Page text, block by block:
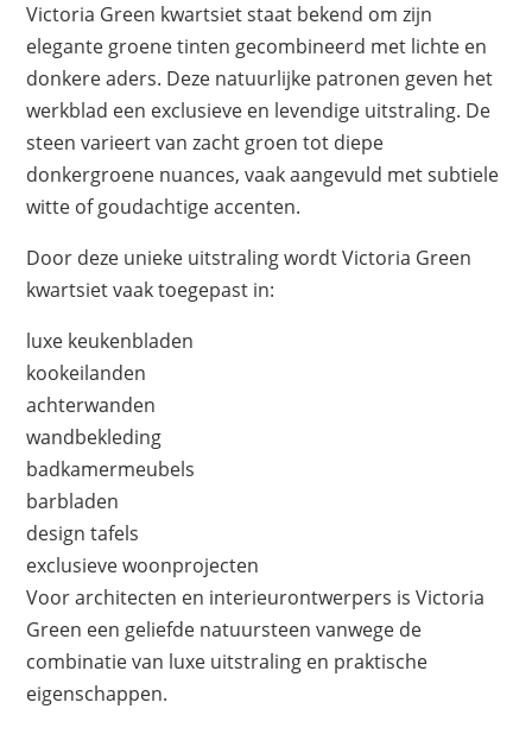
Victoria Green kwartsiet staat bekend om zijn
elegante groene tinten gecombineerd met lichte en
donkere aders. Deze natuurlijke patronen geven het
werkblad een exclusieve en levendige uitstraling. De
steen varieert van zacht groen tot diepe
donkergroene nuances, vaak aangevuld met subtiele
witte of goudachtige accenten.
Door deze unieke uitstraling wordt Victoria Green
kwartsiet vaak toegepast in:
luxe keukenbladen
kookeilanden
achterwanden
wandbekleding
badkamermeubels
barbladen
design tafels
exclusieve woonprojecten
Voor architecten en interieurontwerpers is Victoria
Green een geliefde natuursteen vanwege de
combinatie van luxe uitstraling en praktische
eigenschappen.